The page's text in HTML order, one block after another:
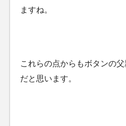
ますね。
これらの点からもボタンの
だと思います。